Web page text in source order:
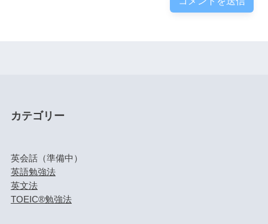
カテゴリー
英会話（準備中）
英語勉強法
英文法
TOEIC®勉強法